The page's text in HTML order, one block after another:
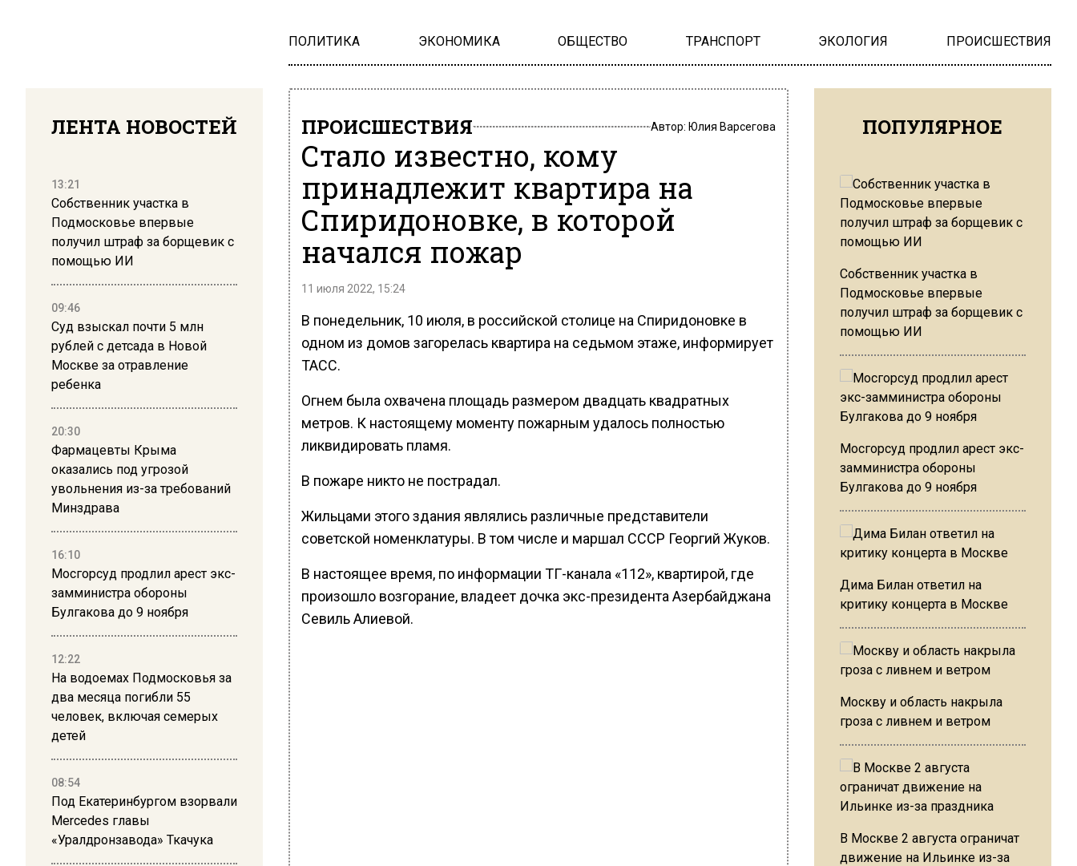
ПОЛИТИКА ЭКОНОМИКА ОБЩЕСТВО ТРАНСПОРТ ЭКОЛОГИЯ ПРОИСШЕСТВИЯ
ЛЕНТА НОВОСТЕЙ
13:21
Собственник участка в
Подмосковье впервые
получил штраф за борщевик с
помощью ИИ
09:46
Суд взыскал почти 5 млн
рублей с детсада в Новой
Москве за отравление
ребенка
20:30
Фармацевты Крыма
оказались под угрозой
увольнения из-за требований
Минздрава
16:10
Мосгорсуд продлил арест экс-
замминистра обороны
Булгакова до 9 ноября
12:22
На водоемах Подмосковья за
два месяца погибли 55
человек, включая семерых
детей
08:54
Под Екатеринбургом взорвали
Mercedes главы
«Уралдронзавода» Ткачука
ПРОИСШЕСТВИЯ Автор: Юлия Варсегова
Стало известно, кому
принадлежит квартира на
Спиридоновке, в которой
начался пожар
11 июля 2022, 15:24
В понедельник, 10 июля, в российской столице на Спиридоновке в
одном из домов загорелась квартира на седьмом этаже, информирует
ТАСС.
Огнем была охвачена площадь размером двадцать квадратных
метров. К настоящему моменту пожарным удалось полностью
ликвидировать пламя.
В пожаре никто не пострадал.
Жильцами этого здания являлись различные представители
советской номенклатуры. В том числе и маршал СССР Георгий Жуков.
В настоящее время, по информации ТГ-канала «112», квартирой, где
произошло возгорание, владеет дочка экс-президента Азербайджана
Севиль Алиевой.
ПОПУЛЯРНОЕ
Собственник участка в
Подмосковье впервые
получил штраф за борщевик с
помощью ИИ
Мосгорсуд продлил арест экс-
замминистра обороны
Булгакова до 9 ноября
Дима Билан ответил на
критику концерта в Москве
Москву и область накрыла
гроза с ливнем и ветром
В Москве 2 августа ограничат
движение на Ильинке из-за